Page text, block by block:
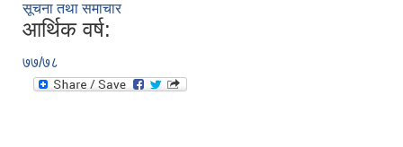
सूचना तथा समाचार
आर्थिक वर्ष:
७७/७८